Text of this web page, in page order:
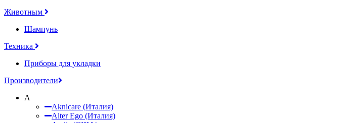
Животным
Шампунь
Техника
Приборы для укладки
Производители
A
Aknicare (Италия)
Alter Ego (Италия)